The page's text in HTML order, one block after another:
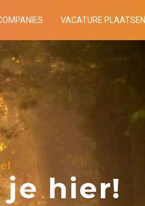
VACATURE PLAATSEN
hier!